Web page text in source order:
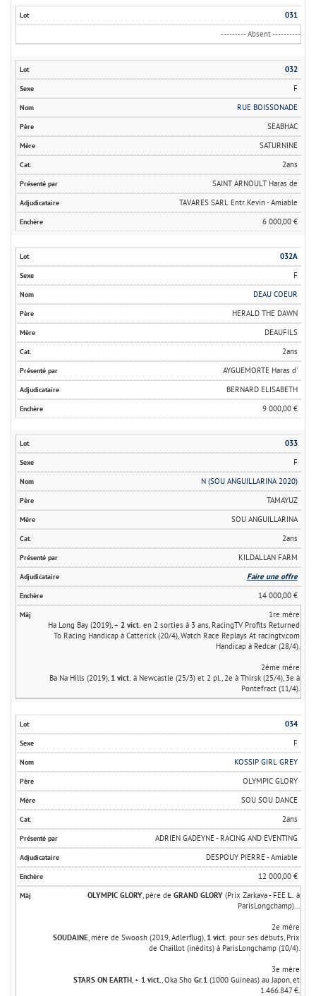
031
--------- Absent ----------
032
F
RUE BOISSONADE
SEABHAC
SATURNINE
2ans
SAINT ARNOULT Haras de
TAVARES SARL Entr. Kevin - Amiable
6 000,00 €
032A
F
DEAU COEUR
HERALD THE DAWN
DEAUFILS
2ans
AYGUEMORTE Haras d'
BERNARD ELISABETH
9 000,00 €
033
F
N (SOU ANGUILLARINA 2020)
TAMAYUZ
SOU ANGUILLARINA
2ans
KILDALLAN FARM
Faire une offre
14 000,00 €
1re mère
Ha Long Bay (2019), + 2 vict. en 2 sorties à 3 ans, RacingTV Profits Returned
To Racing Handicap à Catterick (20/4), Watch Race Replays At racingtv.com
Handicap à Redcar (28/4).
2ème mère
Ba Na Hills (2019), 1 vict. à Newcastle (25/3) et 2 pl., 2e à Thirsk (25/4), 3e à
Pontefract (11/4).
034
F
KOSSIP GIRL GREY
OLYMPIC GLORY
SOU SOU DANCE
2ans
ADRIEN GADEYNE - RACING AND EVENTING
DESPOUY PIERRE - Amiable
12 000,00 €
OLYMPIC GLORY , père deGRAND GLORY (Prix Zarkava - FEEL.
à
ParisLongchamp)...
2e mère
SOUDAINE , mère de Swoosh (2019, Adlerflug), 1 vict. pour ses débuts, Prix
de Chaillot (inédits) à ParisLongchamp (10/4).
3e mère
STARS ON EARTH , + 1 vict. , Oka ShoGr.1 (1000 Guineas) au Japon, et
1.466.847 €.